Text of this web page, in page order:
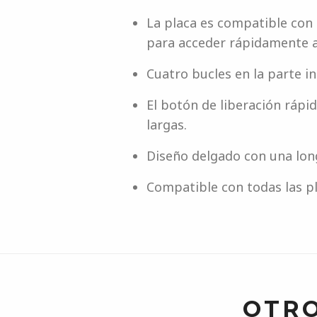
La placa es compatible
para acceder rápidamente
Cuatro bucles en la parte
El botón de liberación
largas.
Diseño delgado con una
Compatible con todas las